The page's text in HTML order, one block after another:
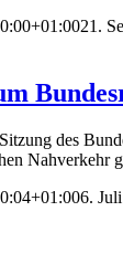
21.
des
Nahverkehr
6.